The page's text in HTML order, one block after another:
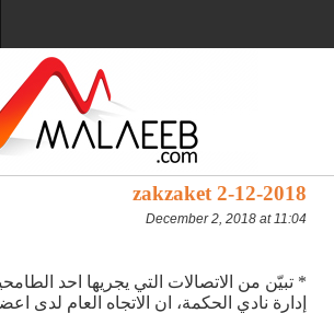
zakzaket 2-12-2018
December 2, 2018 at 11:04
* تبيّن من الاتصالات التي يجريها احد
إدارة نادي الحكمة، ان الاتجاه العام لدى